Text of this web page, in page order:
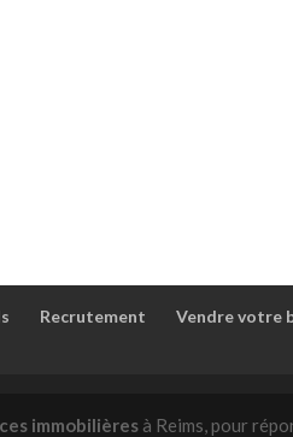
Recrutement Vendre votre
immobilières à Reims, pour